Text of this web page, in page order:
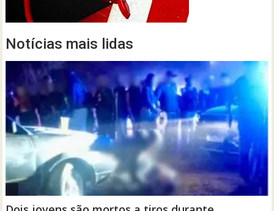
Notícias mais lidas